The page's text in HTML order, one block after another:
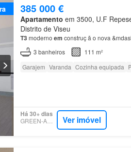
385 000 €
Apartamento em 3500, U.F
Distrito de Viseu
T3moderno em construç ã o nova
3 banheiros
111 m²
Garajem Varanda Cozinha equipada
Há 30+ dias
GREEN-ACRES Ver imóvel